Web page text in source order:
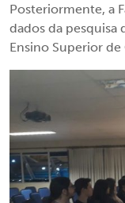
Posteriormente, a
dados da pesquisa
Ensino Superior